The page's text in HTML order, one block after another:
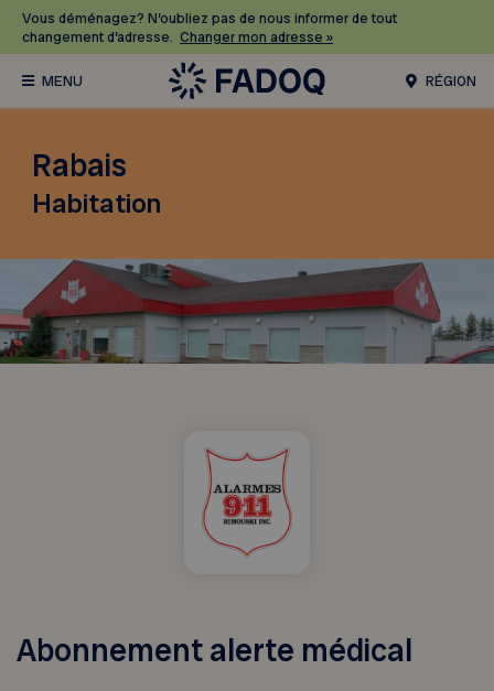
Vous déménagez? N’oubliez pas de nous informer de tout
changement d’adresse. Changer mon adresse »
RÉGION
Rabais
Habitation
Abonnement alerte médical